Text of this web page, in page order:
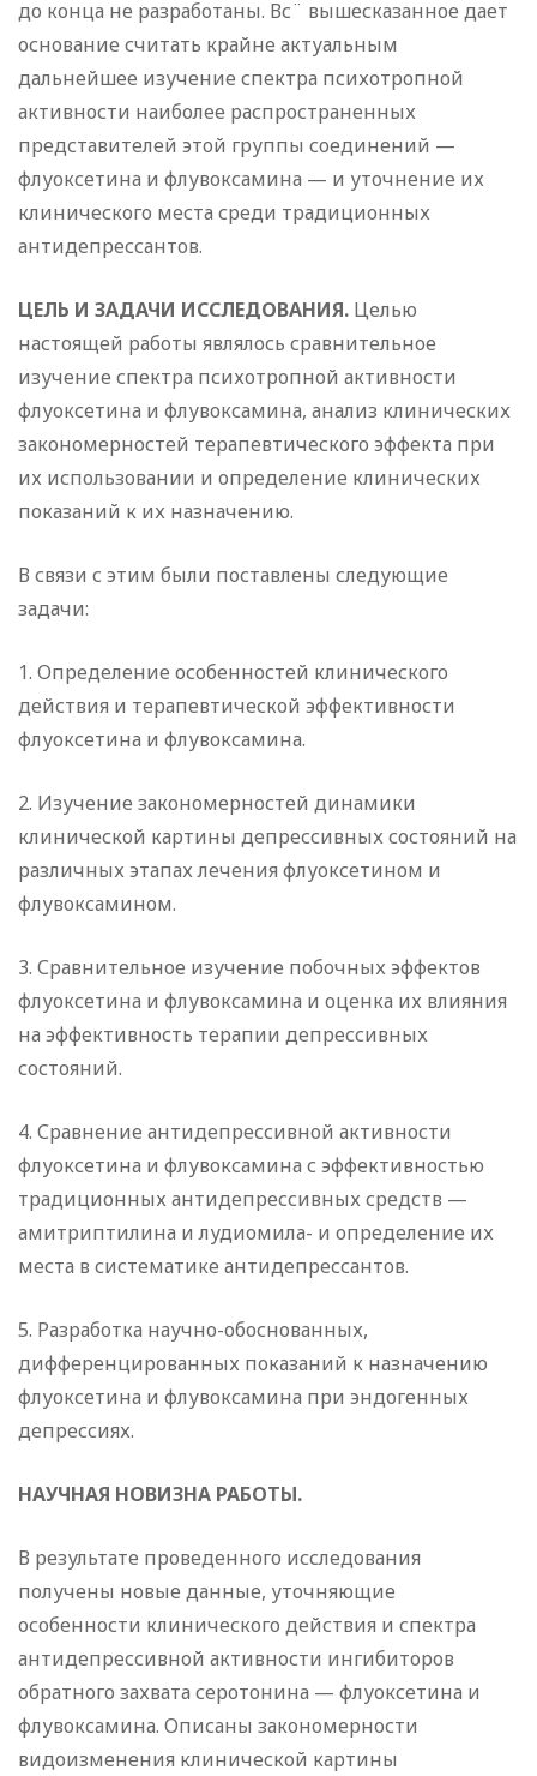
до конца не разработаны. Вс¨ вышесказанное дает
основание считать крайне актуальным
дальнейшее изучение спектра психотропной
активности наиболее распространенных
представителей этой группы соединений —
флуоксетина и флувоксамина — и уточнение их
клинического места среди традиционных
антидепрессантов.
ЦЕЛЬ И ЗАДАЧИ ИССЛЕДОВАНИЯ. Целью
настоящей работы являлось сравнительное
изучение спектра психотропной активности
флуоксетина и флувоксамина, анализ клинических
закономерностей терапевтического эффекта при
их использовании и определение клинических
показаний к их назначению.
В связи с этим были поставлены следующие
задачи:
1. Определение особенностей клинического
действия и терапевтической эффективности
флуоксетина и флувоксамина.
2. Изучение закономерностей динамики
клинической картины депрессивных состояний на
различных этапах лечения флуоксетином и
флувоксамином.
3. Сравнительное изучение побочных эффектов
флуоксетина и флувоксамина и оценка их влияния
на эффективность терапии депрессивных
состояний.
4. Сравнение антидепрессивной активности
флуоксетина и флувоксамина с эффективностью
традиционных антидепрессивных средств —
амитриптилина и лудиомила- и определение их
места в систематике антидепрессантов.
5. Разработка научно-обоснованных,
дифференцированных показаний к назначению
флуоксетина и флувоксамина при эндогенных
депрессиях.
НАУЧНАЯ НОВИЗНА РАБОТЫ.
В результате проведенного исследования
получены новые данные, уточняющие
особенности клинического действия и спектра
антидепрессивной активности ингибиторов
обратного захвата серотонина — флуоксетина и
флувоксамина. Описаны закономерности
видоизменения клинической картины